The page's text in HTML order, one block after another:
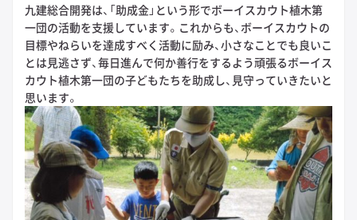
九建総合開発は、「助成金」という形でボーイスカウト植木第
一団の活動を支援しています。これからも、ボーイスカウトの
目標やねらいを達成すべく活動に励み、小さなことでも良いこ
とは見逃さず、毎日進んで何か善行をするよう頑張るボーイス
カウト植木第一団の子どもたちを助成し、見守っていきたいと
思います。